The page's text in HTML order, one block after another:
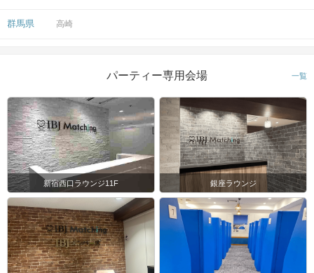
開催場所
ル5階
マップ・アクセス案内を見る
群馬県 高崎
パーティー専用会場 一覧
新宿西口ラウンジ11F 銀座ラウンジ